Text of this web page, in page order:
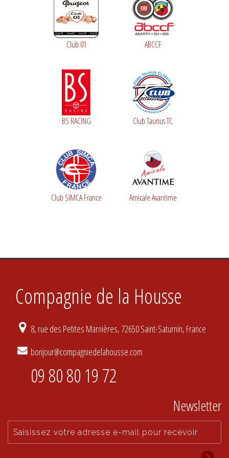
Club 01 ABCCF
BS RACING Club Taunus TC
Club SIMCA France Amicale Avantime
Compagnie de la Housse
8, rue des Petites Marnières, 72650 Saint-Saturnin, France
bonjour@compagniedelahousse.com
09 80 80 19 72
Newsletter